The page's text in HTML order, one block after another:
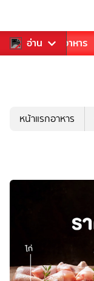
อ่าน
การเพลง อาหาร
หน้าแรกอาหาร